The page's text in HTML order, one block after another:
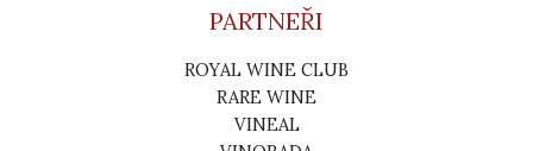
PARTNEŘI
ROYAL WINE CLUB
RARE WINE
VINEAL